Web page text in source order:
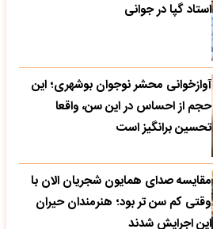
استاد گپا در جوانی
آوازخوانی محشر نوجوان بوشهری؛ این
حجم از احساس در این سن، واقعا
تحسین‌ برانگیز است
مقایسه صدای همایون شجریان الان با
وقتی کم سن تر بود؛ هنرمندان حیران
این اجرایش شدند